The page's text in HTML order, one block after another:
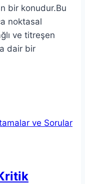
bir konudur.Bu
noktasal
ve titreşen
dair bir